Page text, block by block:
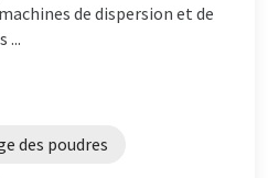
de dispersion et de
...
des poudres